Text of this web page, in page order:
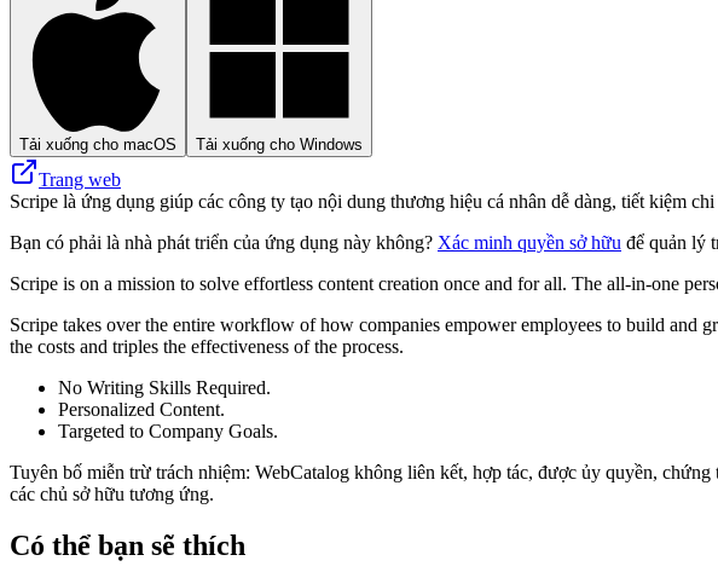
Tải xuống cho macOS Tải xuống cho Windows
Trang web
Scripe là ứng dụng giúp các công ty tạo nội dung thương hiệu cá nhân dễ dàng, tiết kiệm
Bạn có phải là nhà phát triển của ứng dụng này không? Xác minh quyền sở hữu để quản lý
Scripe is on a mission to solve effortless content creation once and for all. The all-in-one
Scripe takes over the entire workflow of how companies empower employees to build and
the costs and triples the effectiveness of the process.
No Writing Skills Required.
Personalized Content.
Targeted to Company Goals.
Tuyên bố miễn trừ trách nhiệm: WebCatalog không liên kết, hợp tác, được ủy quyền,
các chủ sở hữu tương ứng.
Có thể bạn sẽ thích